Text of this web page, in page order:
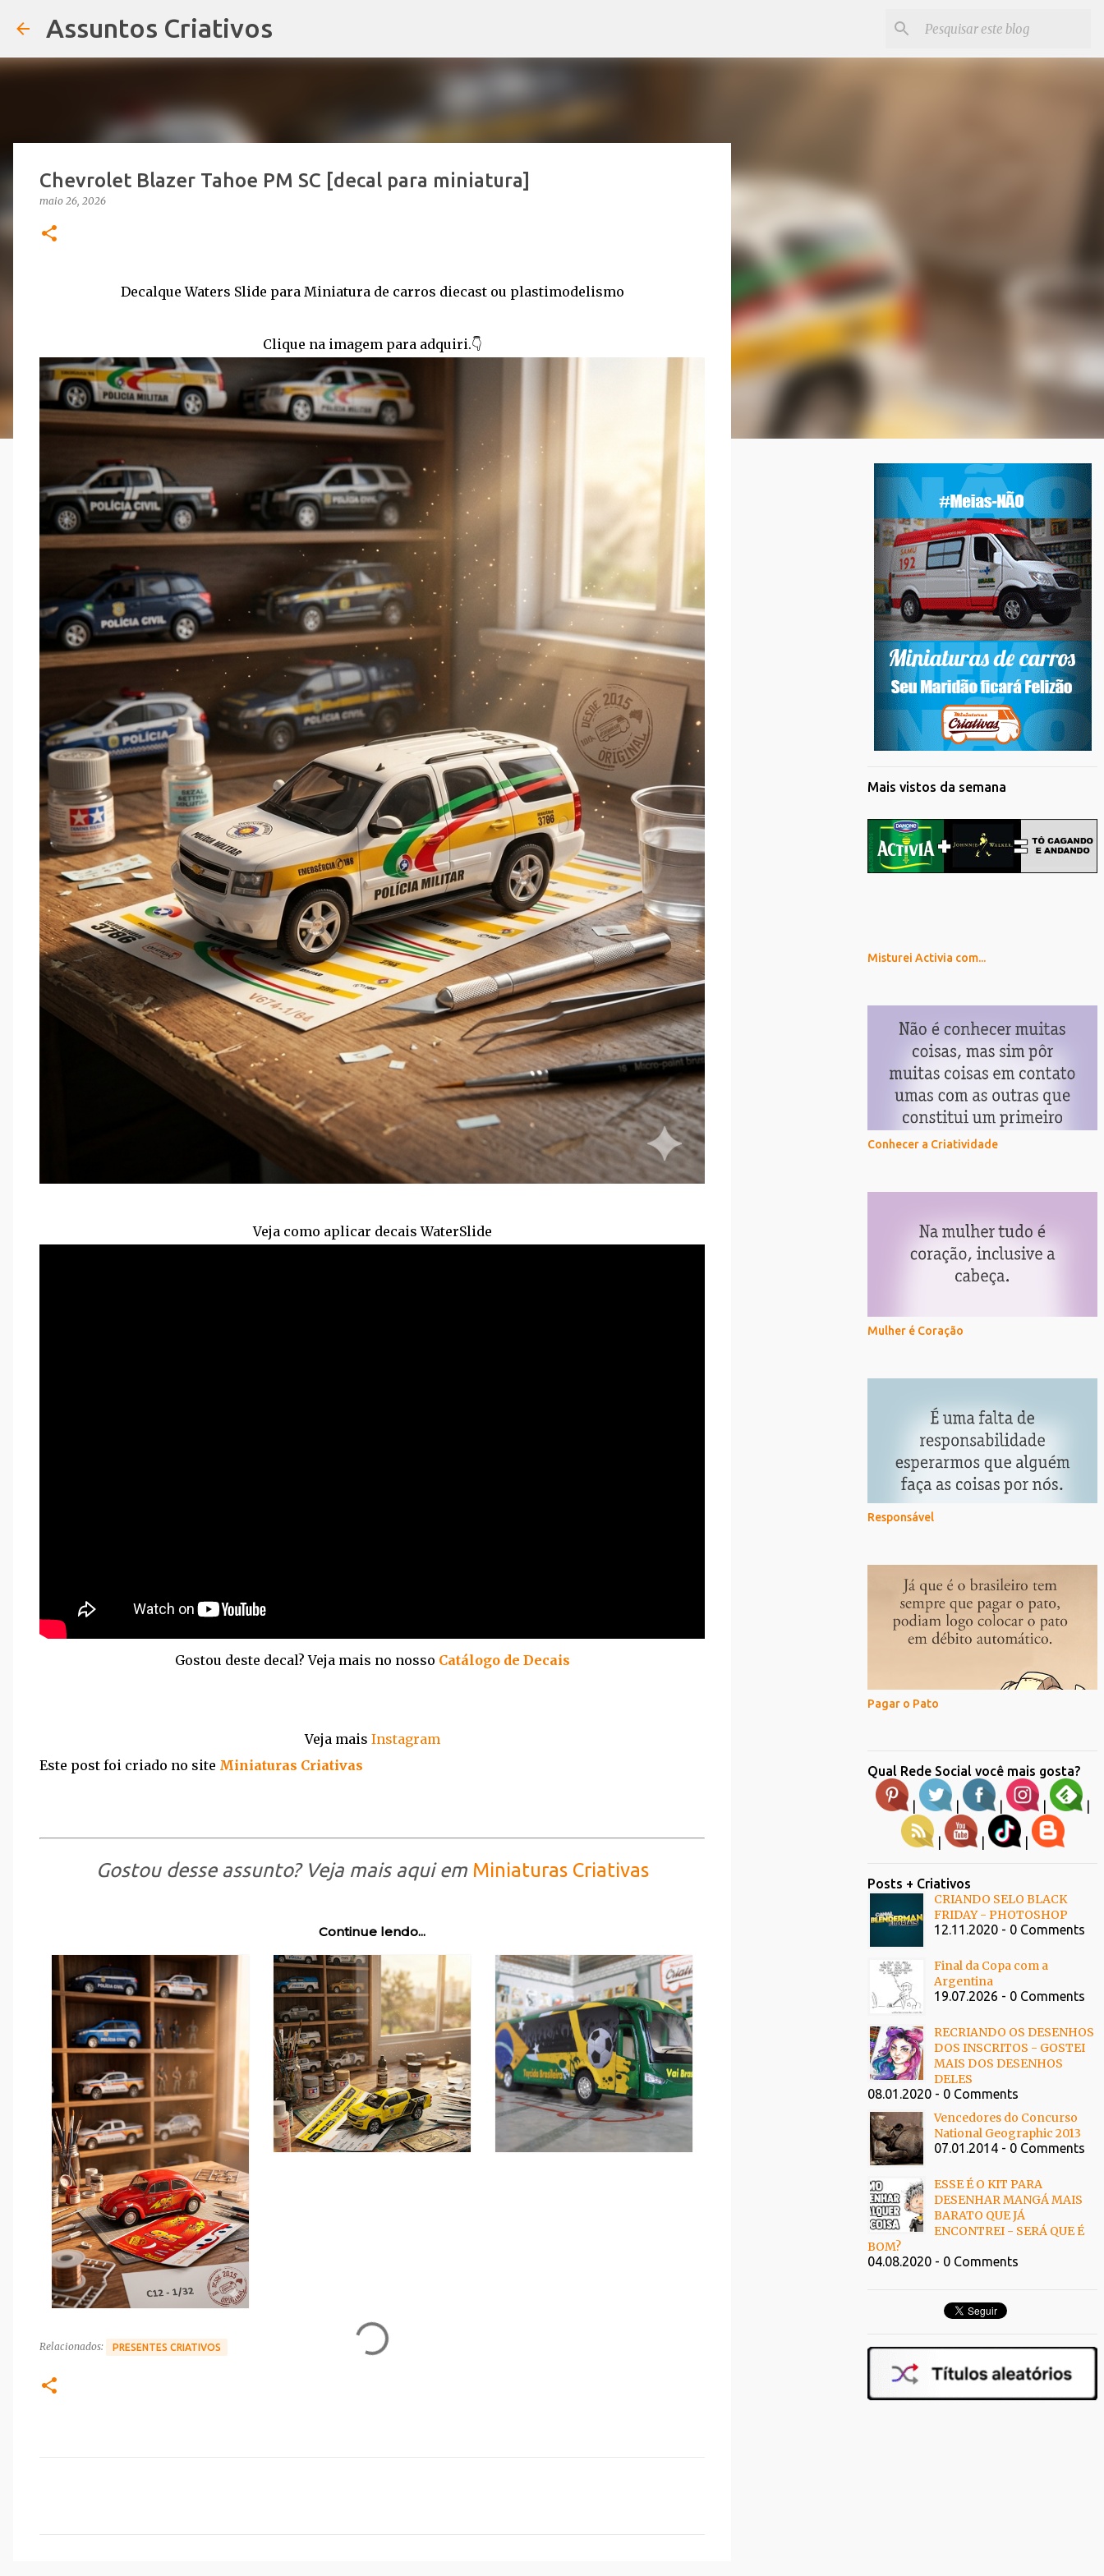
Assuntos Criativos
Chevrolet Blazer Tahoe PM SC [decal para miniatura]
maio 26, 2026
Decalque Waters Slide para Miniatura de carros diecast ou plastimodelismo
Clique na imagem para adquiri.👇
Veja como aplicar decais WaterSlide
Gostou deste decal? Veja mais no nosso Catálogo de Decais
Veja mais Instagram
Este post foi criado no site Miniaturas Criativas
Gostou desse assunto? Veja mais aqui em Miniaturas Criativas
Continue lendo...
Relacionados: PRESENTES CRIATIVOS
Mais vistos da semana
Misturei Activia com...
Conhecer a Criatividade
Mulher é Coração
Responsável
Pagar o Pato
Qual Rede Social você mais gosta?
| | | | |
| | |
Posts + Criativos
CRIANDO SELO BLACK
FRIDAY - PHOTOSHOP
12.11.2020 - 0 Comments
Final da Copa com a
Argentina
19.07.2026 - 0 Comments
RECRIANDO OS DESENHOS
DOS INSCRITOS - GOSTEI
MAIS DOS DESENHOS
DELES
08.01.2020 - 0 Comments
Vencedores do Concurso
National Geographic 2013
07.01.2014 - 0 Comments
ESSE É O KIT PARA
DESENHAR MANGÁ MAIS
BARATO QUE JÁ
ENCONTREI - SERÁ QUE É
BOM?
04.08.2020 - 0 Comments